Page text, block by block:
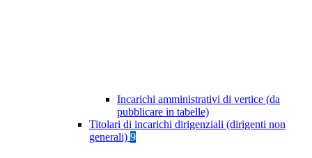
Incarichi amministrativi di vertice (da
pubblicare in tabelle)
Titolari di incarichi dirigenziali (dirigenti non
generali) 9